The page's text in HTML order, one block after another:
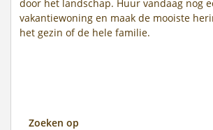
door het landschap. Huur vandaag nog
vakantiewoning en maak de mooiste
het gezin of de hele familie.
Zoeken op